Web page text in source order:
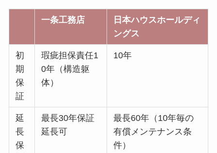
一条工務店
日本ハウスホールディ
ングス
初
期
保
証
瑕疵担保責任1
0年（構造躯
体）
10年
延
長
保
最長30年保証
延長可
最長60年（10年毎の
有償メンテナンス条
件）